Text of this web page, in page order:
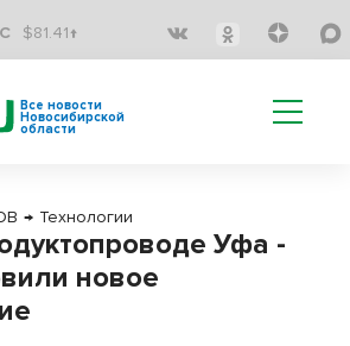
$81.41↑
Все новости
Новосибирской
области
→ Технологии
Уфа -
новое